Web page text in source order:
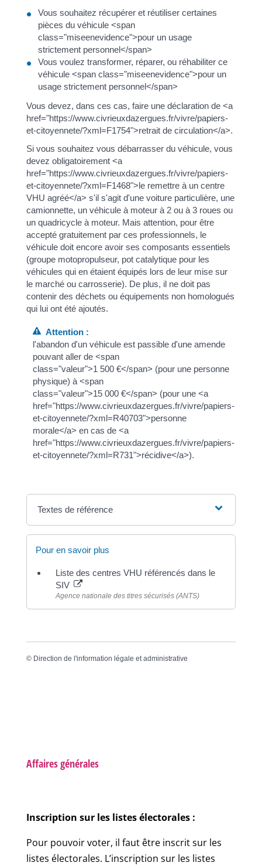
Vous souhaitez récupérer et réutiliser certaines
pièces du véhicule <span
class="miseenevidence">pour un usage
strictement personnel</span>
Vous voulez transformer, réparer, ou réhabiliter ce
véhicule <span class="miseenevidence">pour un
usage strictement personnel</span>
Vous devez, dans ces cas, faire une déclaration de <a
href="https://www.civrieuxdazergues.fr/vivre/papiers-
et-citoyennete/?xml=F1754">retrait de circulation</a>.
Si vous souhaitez vous débarrasser du véhicule, vous
devez obligatoirement <a
href="https://www.civrieuxdazergues.fr/vivre/papiers-
et-citoyennete/?xml=F1468">le remettre à un centre
VHU agréé</a> s'il s'agit d'une voiture particulière, une
camionnette, un véhicule à moteur à 2 ou à 3 roues ou
un quadricycle à moteur. Mais attention, pour être
accepté gratuitement par ces professionnels, le
véhicule doit encore avoir ses composants essentiels
(groupe motopropulseur, pot catalytique pour les
véhicules qui en étaient équipés lors de leur mise sur
le marché ou carrosserie). De plus, il ne doit pas
contenir des déchets ou équipements non homologués
qui lui ont été ajoutés.
Attention :
l'abandon d'un véhicule est passible d'une amende
pouvant aller de <span
class="valeur">1 500 €</span> (pour une personne
physique) à <span
class="valeur">15 000 €</span> (pour une <a
href="https://www.civrieuxdazergues.fr/vivre/papiers-
et-citoyennete/?xml=R40703">personne
morale</a> en cas de <a
href="https://www.civrieuxdazergues.fr/vivre/papiers-
et-citoyennete/?xml=R731">récidive</a>).
Textes de référence
Pour en savoir plus
Liste des centres VHU référencés dans le
SIV
Agence nationale des titres sécurisés (ANTS)
© Direction de l'information légale et administrative
Affaires générales
Inscription sur les listes électorales :
Pour pouvoir voter, il faut être inscrit sur les
listes électorales. L’inscription sur les listes